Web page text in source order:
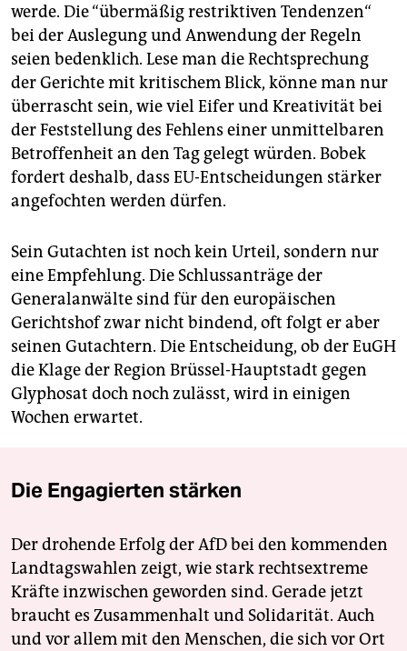
werde. Die “übermäßig restriktiven Tendenzen“
bei der Auslegung und Anwendung der Regeln
seien bedenklich. Lese man die Rechtsprechung
der Gerichte mit kritischem Blick, könne man nur
überrascht sein, wie viel Eifer und Kreativität bei
der Feststellung des Fehlens einer unmittelbaren
Betroffenheit an den Tag gelegt würden. Bobek
fordert deshalb, dass EU-Entscheidungen stärker
angefochten werden dürfen.
Sein Gutachten ist noch kein Urteil, sondern nur
eine Empfehlung. Die Schlussanträge der
Generalanwälte sind für den europäischen
Gerichtshof zwar nicht bindend, oft folgt er aber
seinen Gutachtern. Die Entscheidung, ob der EuGH
die Klage der Region Brüssel-Hauptstadt gegen
Glyphosat doch noch zulässt, wird in einigen
Wochen erwartet.
Die Engagierten stärken
Der drohende Erfolg der AfD bei den kommenden
Landtagswahlen zeigt, wie stark rechtsextreme
Kräfte inzwischen geworden sind. Gerade jetzt
braucht es Zusammenhalt und Solidarität. Auch
und vor allem mit den Menschen, die sich vor Ort